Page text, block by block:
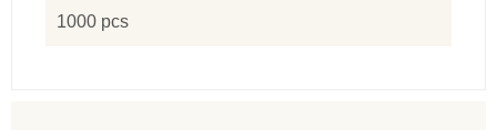
1000 pcs